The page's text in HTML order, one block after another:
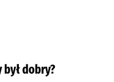
był dobry?